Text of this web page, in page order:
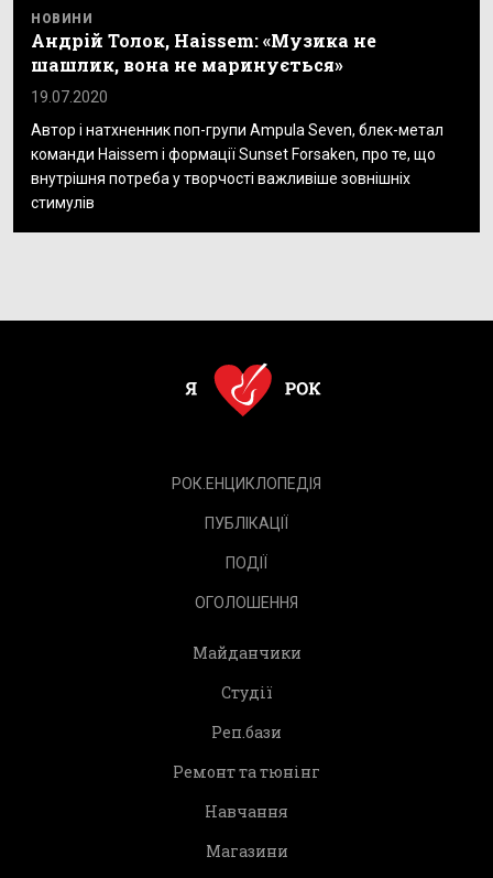
НОВИНИ
Андрій Толок, Haissem: «Музика не
шашлик, вона не маринується»
19.07.2020
Автор і натхненник поп-групи Ampula Seven, блек-метал
команди Haissem і формації Sunset Forsaken, про те, що
внутрішня потреба у творчості важливіше зовнішніх
стимулів
РОК.ЕНЦИКЛОПЕДІЯ
ПУБЛІКАЦІЇ
ПОДІЇ
ОГОЛОШЕННЯ
Майданчики
Студії
Реп.бази
Ремонт та тюнінг
Навчання
Магазини